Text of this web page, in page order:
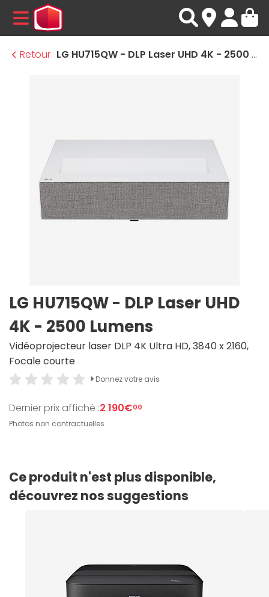
MENU
Retour
LG HU715QW - DLP Laser UHD 4K - 2500 Lumens
LG HU715QW - DLP Laser UHD
4K - 2500 Lumens
Vidéoprojecteur laser DLP 4K Ultra HD, 3840 x 2160,
Focale courte
Donnez votre avis
Dernier prix affiché :2 190€00
Photos non contractuelles
Ce produit n'est plus disponible,
découvrez nos suggestions